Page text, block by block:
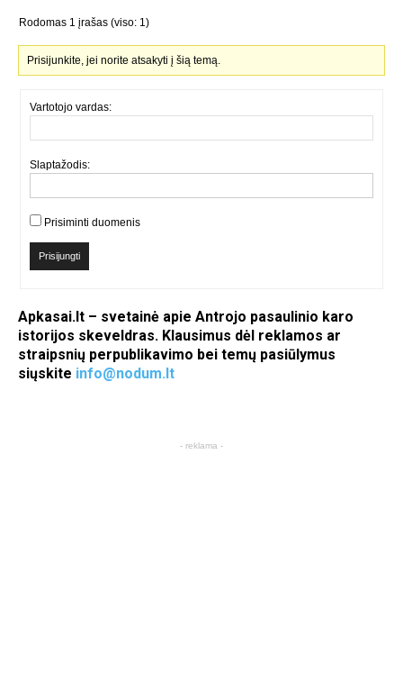
Rodomas 1 įrašas (viso: 1)
Prisijunkite, jei norite atsakyti į šią temą.
Vartotojo vardas:
Slaptažodis:
Prisiminti duomenis
Prisijungti
Apkasai.lt – svetainė apie Antrojo pasaulinio karo
istorijos skeveldras. Klausimus dėl reklamos ar
straipsnių perpublikavimo bei temų pasiūlymus
siųskite info@nodum.lt
- reklama -